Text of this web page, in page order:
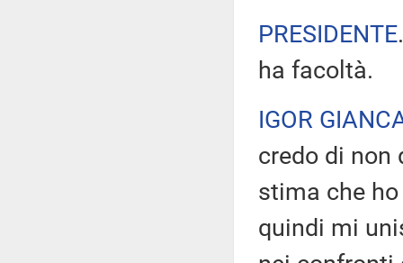
PRESIDENTE
ha facoltà.
IGOR
credo di non
stima che
quindi mi